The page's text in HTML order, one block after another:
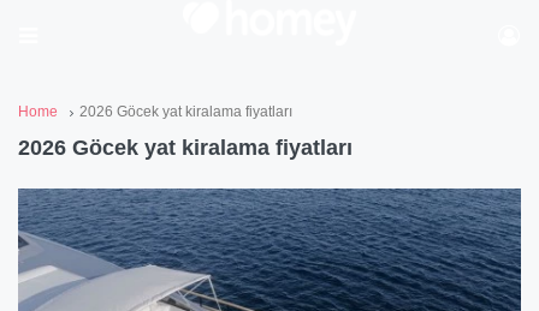
Home 2026 Göcek yat kiralama fiyatları
2026 Göcek yat kiralama fiyatları